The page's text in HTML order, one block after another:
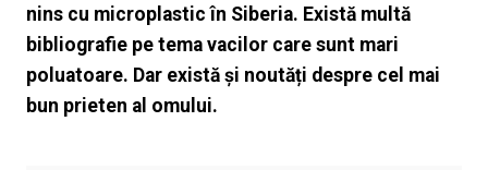
nins cu microplastic în Siberia. Există multă
bibliografie pe tema vacilor care sunt mari
poluatoare. Dar există și noutăți despre cel mai
bun prieten al omului.